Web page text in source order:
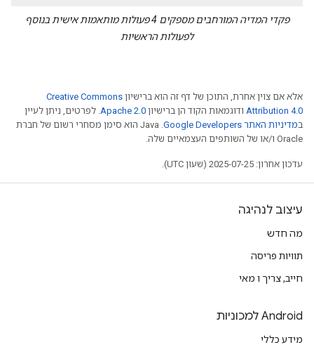
פקדי המדיה המורחבים מספקים 4 פעולות מותאמות אישית בנוסף
לפעולות הראשיות
אלא אם צוין אחרת, התוכן של דף זה הוא ברישיון Creative Commons
Attribution 4.0 ודוגמאות הקוד הן ברישיון Apache 2.0 . לפרטים, ניתן לעיין
במדיניות האתר Google Developers‏
.‏ Java הוא סימן מסחרי רשום של חברת
Oracle ו/או של השותפים העצמאיים שלה.
עדכון אחרון: 2025-07-25 (שעון UTC).
עיצוב לנהיגה
מה חדש
תוויות פריסה
חייב, צריך ו מאי
Android למכוניות
מידע כללי